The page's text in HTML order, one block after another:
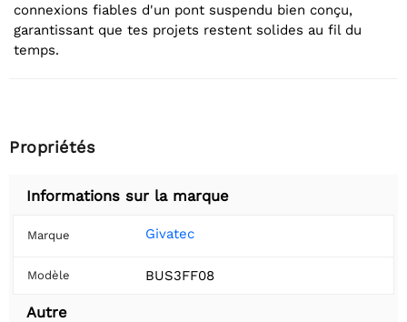
connexions fiables d'un pont suspendu bien conçu,
garantissant que tes projets restent solides au fil du
temps.
Propriétés
Informations sur la marque
Marque Givatec
Modèle BUS3FF08
Autre